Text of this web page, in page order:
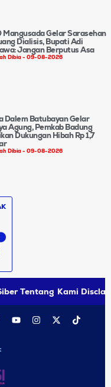
Mangusada Gelar Sarasehan
Dialisis, Bupati Adi
Jangan Berputus Asa
Dibia 09-08-2026
Dalem Batubayan Gelar
Agung, Pemkab Badung
Dukungan Hibah Rp 1,7
Dibia 09-08-2026
Tentang Kami